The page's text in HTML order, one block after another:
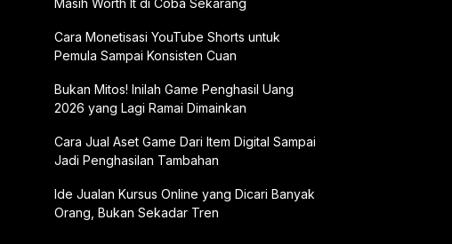
Masih Worth It di Coba Sekarang
Cara Monetisasi YouTube Shorts untuk
Pemula Sampai Konsisten Cuan
Bukan Mitos! Inilah Game Penghasil Uang
2026 yang Lagi Ramai Dimainkan
Cara Jual Aset Game Dari Item Digital Sampai
Jadi Penghasilan Tambahan
Ide Jualan Kursus Online yang Dicari Banyak
Orang, Bukan Sekadar Tren